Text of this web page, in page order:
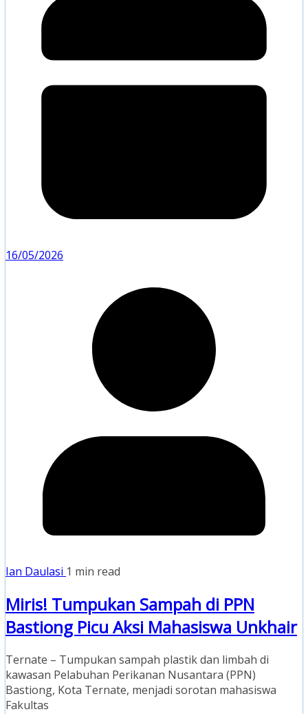
16/05/2026
Ian Daulasi 1 min read
Miris! Tumpukan Sampah di PPN
Bastiong Picu Aksi Mahasiswa Unkhair
Ternate – Tumpukan sampah plastik dan limbah di
kawasan Pelabuhan Perikanan Nusantara (PPN)
Bastiong, Kota Ternate, menjadi sorotan mahasiswa
Fakultas